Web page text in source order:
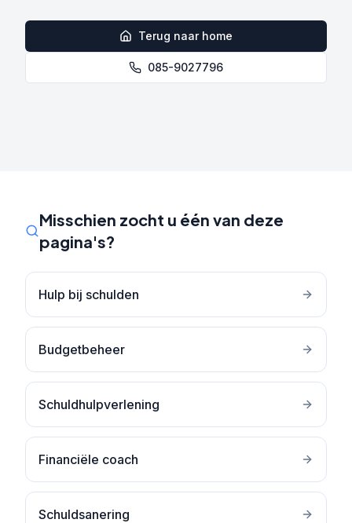
Terug naar home
085-9027796
Misschien zocht u één van deze
pagina's?
Hulp bij schulden
Budgetbeheer
Schuldhulpverlening
Financiële coach
Schuldsanering